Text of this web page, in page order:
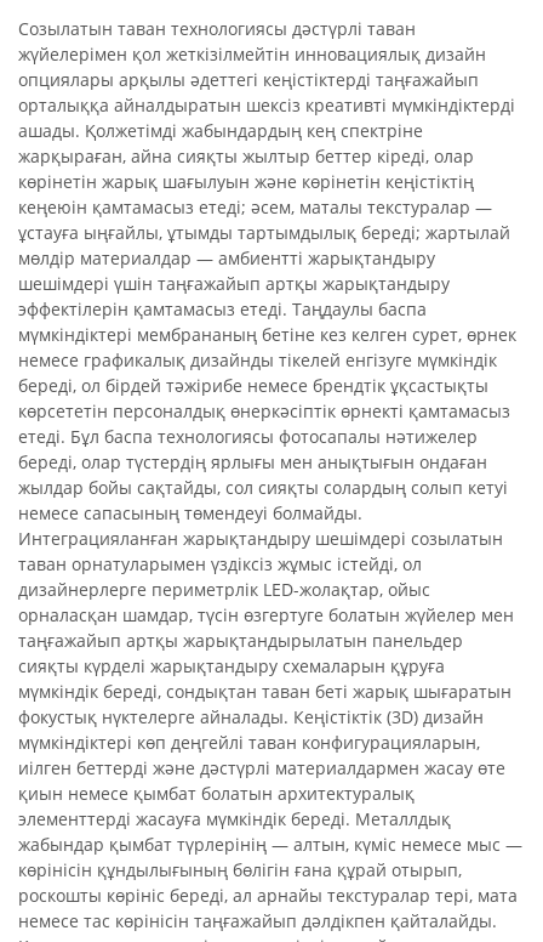
Созылатын таван технологиясы дәстүрлі таван
жүйелерімен қол жеткізілмейтін инновациялық дизайн
опциялары арқылы әдеттегі кеңістіктерді таңғажайып
орталыққа айналдыратын шексіз креативті мүмкіндіктерді
ашады. Қолжетімді жабындардың кең спектріне
жарқыраған, айна сияқты жылтыр беттер кіреді, олар
көрінетін жарық шағылуын және көрінетін кеңістіктің
кеңеюін қамтамасыз етеді; әсем, маталы текстуралар —
ұстауға ыңғайлы, ұтымды тартымдылық береді; жартылай
мөлдір материалдар — амбиентті жарықтандыру
шешімдері үшін таңғажайып артқы жарықтандыру
эффектілерін қамтамасыз етеді. Таңдаулы баспа
мүмкіндіктері мембрананың бетіне кез келген сурет, өрнек
немесе графикалық дизайнды тікелей енгізуге мүмкіндік
береді, ол бірдей тәжірибе немесе брендтік ұқсастықты
көрсететін персоналдық өнеркәсіптік өрнекті қамтамасыз
етеді. Бұл баспа технологиясы фотосапалы нәтижелер
береді, олар түстердің ярлығы мен анықтығын ондаған
жылдар бойы сақтайды, сол сияқты солардың солып кетуі
немесе сапасының төмендеуі болмайды.
Интеграцияланған жарықтандыру шешімдері созылатын
таван орнатуларымен үздіксіз жұмыс істейді, ол
дизайнерлерге периметрлік LED-жолақтар, ойыс
орналасқан шамдар, түсін өзгертуге болатын жүйелер мен
таңғажайып артқы жарықтандырылатын панельдер
сияқты күрделі жарықтандыру схемаларын құруға
мүмкіндік береді, сондықтан таван беті жарық шығаратын
фокустық нүктелерге айналады. Кеңістіктік (3D) дизайн
мүмкіндіктері көп деңгейлі таван конфигурацияларын,
иілген беттерді және дәстүрлі материалдармен жасау өте
қиын немесе қымбат болатын архитектуралық
элементтерді жасауға мүмкіндік береді. Металлдық
жабындар қымбат түрлерінің — алтын, күміс немесе мыс —
көрінісін құндылығының бөлігін ғана құрай отырып,
роскошты көрініс береді, ал арнайы текстуралар тері, мата
немесе тас көрінісін таңғажайып дәлдікпен қайталайды.